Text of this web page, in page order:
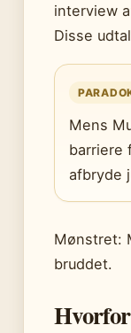
interview
Disse
Mens
barriere
afbryde
Mønstret:
bruddet.